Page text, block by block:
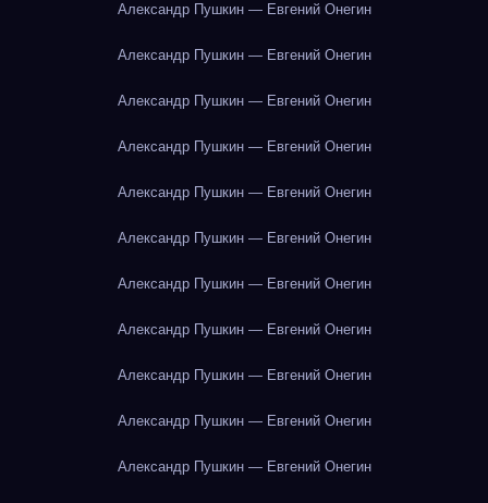
Александр Пушкин — Евгений Онегин
Александр Пушкин — Евгений Онегин
Александр Пушкин — Евгений Онегин
Александр Пушкин — Евгений Онегин
Александр Пушкин — Евгений Онегин
Александр Пушкин — Евгений Онегин
Александр Пушкин — Евгений Онегин
Александр Пушкин — Евгений Онегин
Александр Пушкин — Евгений Онегин
Александр Пушкин — Евгений Онегин
Александр Пушкин — Евгений Онегин